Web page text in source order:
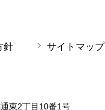
針 サイトマップ
東2丁目10番1号